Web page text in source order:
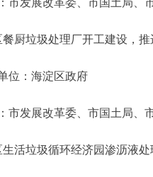
发展改革委、市国土局、
垃圾处理厂开工建设，推
：海淀区政府
发展改革委、市国土局、
垃圾循环经济园渗沥液处